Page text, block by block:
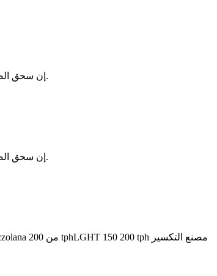
إن سحق الصخور لتعزيز التنمية الاقتصادية، واستخدام الموارد، وحماية البيئة والبحث العلمي له أهمية كبيرة، بشكل رئيسي من 7 جوانب ليأخذك إلى فهم العجائب.
إن سحق الصخور لتعزيز التنمية الاقتصادية، واستخدام الموارد، وحماية البيئة والبحث العلمي له أهمية كبيرة، بشكل رئيسي من 7 جوانب ليأخذك إلى فهم العجائب.